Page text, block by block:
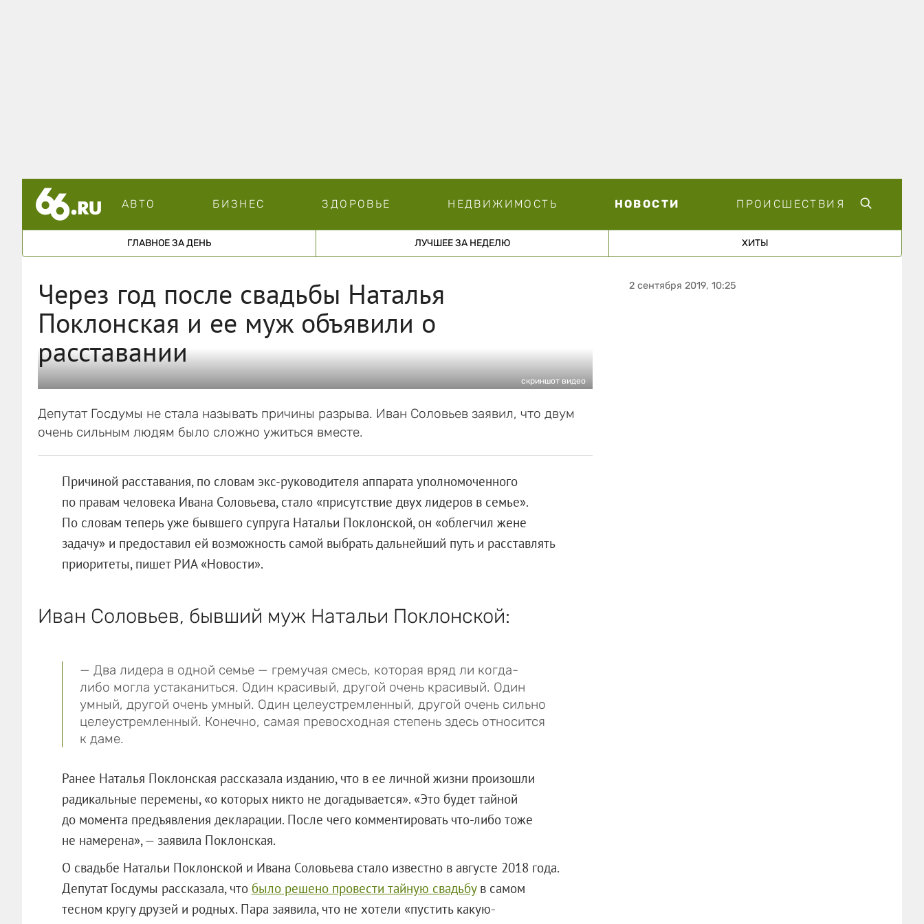
АВТО БИЗНЕС ЗДОРОВЬЕ НЕДВИЖИМОСТЬ НОВОСТИ ПРОИСШЕСТВИЯ
ГЛАВНОЕ ЗА ДЕНЬ ЛУЧШЕЕ ЗА НЕДЕЛЮ ХИТЫ
Через год после свадьбы Наталья
Поклонская и ее муж объявили о
расставании
скриншот видео
Депутат Госдумы не стала называть причины разрыва. Иван Соловьев заявил, что двум
очень сильным людям было сложно ужиться вместе.
Причиной расставания, по словам экс-руководителя аппарата уполномоченного
по правам человека Ивана Соловьева, стало «присутствие двух лидеров в семье».
По словам теперь уже бывшего супруга Натальи Поклонской, он «облегчил жене
задачу» и предоставил ей возможность самой выбрать дальнейший путь и расставлять
приоритеты, пишет РИА «Новости».
Иван Соловьев, бывший муж Натальи Поклонской:
— Два лидера в одной семье — гремучая смесь, которая вряд ли когда-
либо могла устаканиться. Один красивый, другой очень красивый. Один
умный, другой очень умный. Один целеустремленный, другой очень сильно
целеустремленный. Конечно, самая превосходная степень здесь относится
к даме.
Ранее Наталья Поклонская рассказала изданию, что в ее личной жизни произошли
радикальные перемены, «о которых никто не догадывается». «Это будет тайной
до момента предъявления декларации. После чего комментировать что-либо тоже
не намерена», — заявила Поклонская.
О свадьбе Натальи Поклонской и Ивана Соловьева стало известно в августе 2018 года.
Депутат Госдумы рассказала, что было решено провести тайную свадьбув самом
тесном кругу друзей и родных. Пара заявила, что не хотели «пустить какую-
2 сентября 2019, 10:25